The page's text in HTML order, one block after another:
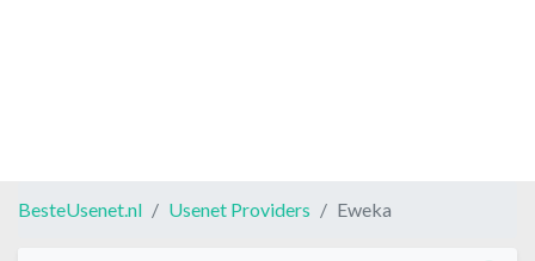
BesteUsenet.nl Usenet Providers Eweka